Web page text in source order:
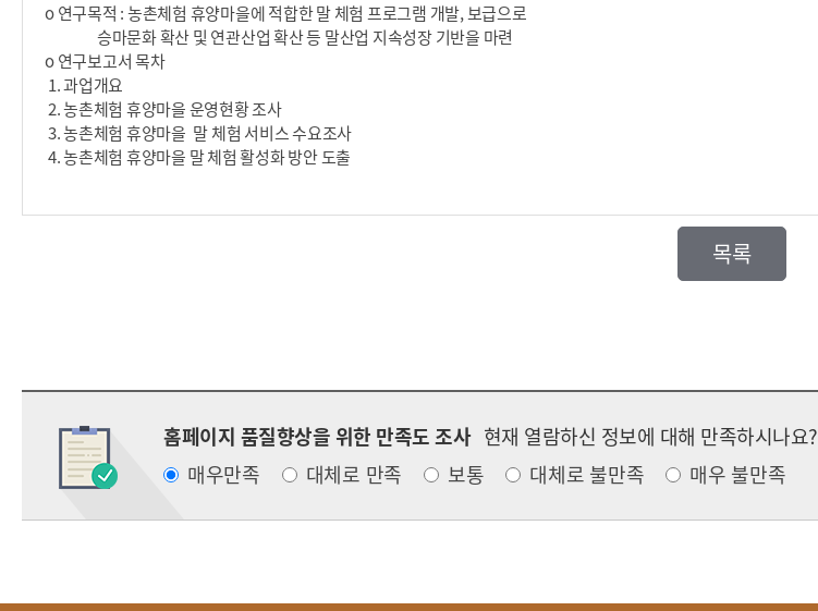
o 연구목적 : 농촌체험 휴양마을에 적합한 말 체험 프로그램 개발, 보급으로
승마문화 확산 및 연관산업 확산 등 말산업 지속성장 기반을 마련
o 연구보고서 목차
1. 과업개요
2. 농촌체험 휴양마을 운영현황 조사
3. 농촌체험 휴양마을 말 체험 서비스 수요조사
4. 농촌체험 휴양마을 말 체험 활성화 방안 도출
목록
홈페이지 품질향상을 위한 만족도 조사 현재 열람하신 정보에 대해 만족하시나요?
매우만족
대체로 만족 보통 대체로 불만족 매우 불만족